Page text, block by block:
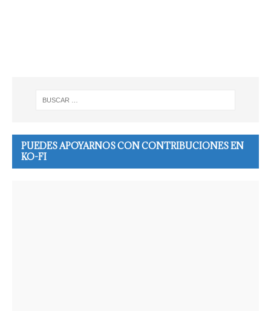
PUEDES APOYARNOS CON CONTRIBUCIONES EN
KO-FI